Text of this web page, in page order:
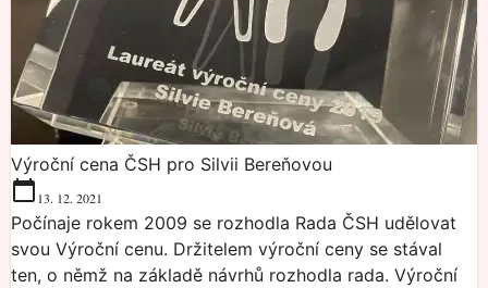
Výroční cena ČSH pro Silvii Bereňovou
13. 12. 2021
Počínaje rokem 2009 se rozhodla Rada ČSH udělovat
svou Výroční cenu. Držitelem výroční ceny se stával
ten, o němž na základě návrhů rozhodla rada. Výroční